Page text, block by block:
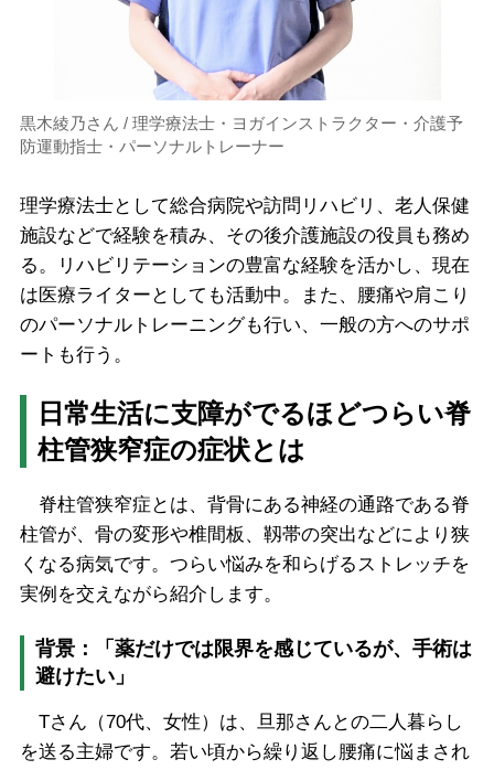
黒木綾乃さん / 理学療法士・ヨガインストラクター・介護予
防運動指士・パーソナルトレーナー
理学療法士として総合病院や訪問リハビリ、老人保健
施設などで経験を積み、その後介護施設の役員も務め
る。リハビリテーションの豊富な経験を活かし、現在
は医療ライターとしても活動中。また、腰痛や肩こり
のパーソナルトレーニングも行い、一般の方へのサポ
ートも行う。
日常生活に支障がでるほどつらい脊
柱管狭窄症の症状とは
脊柱管狭窄症とは、背骨にある神経の通路である脊
柱管が、骨の変形や椎間板、靱帯の突出などにより狭
くなる病気です。つらい悩みを和らげるストレッチを
実例を交えながら紹介します。
背景：「薬だけでは限界を感じているが、手術は
避けたい」
Tさん（70代、女性）は、旦那さんとの二人暮らし
を送る主婦です。若い頃から繰り返し腰痛に悩まされ